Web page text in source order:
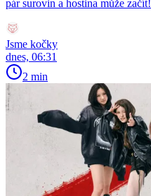
pár surovin a hostina může začít!
Jsme kočky
dnes, 06:31
2 min